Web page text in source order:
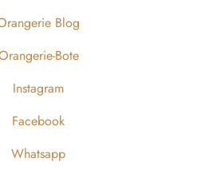
Blog
Bote
Instagram
Facebook
Whatsapp